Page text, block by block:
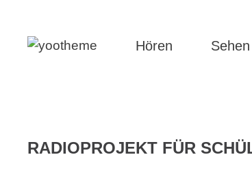
Hören Sehen
RADIOPROJEKT FÜR